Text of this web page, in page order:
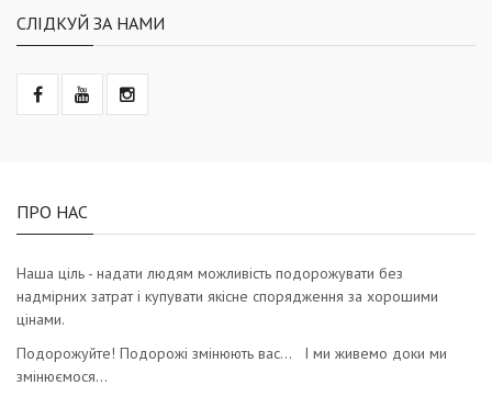
СЛІДКУЙ ЗА НАМИ
ПРО НАС
Наша ціль - надати людям можливість подорожувати без
надмірних затрат і купувати якісне спорядження за хорошими
цінами.
Подорожуйте! Подорожі змінюють вас… І ми живемо доки ми
змінюємося…